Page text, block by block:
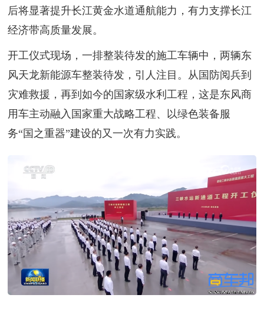
后将显著提升长江黄金水道通航能力，有力支撑长江
经济带高质量发展。
开工仪式现场，一排整装待发的施工车辆中，两辆东
风天龙新能源车整装待发，引人注目。从国防阅兵到
灾难救援，再到如今的国家级水利工程，这是东风商
用车主动融入国家重大战略工程、以绿色装备服
务“国之重器”建设的又一次有力实践。